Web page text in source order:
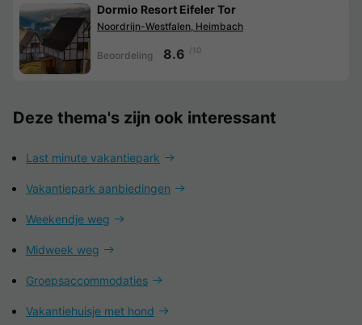
Dormio Resort Eifeler Tor
Noordrijn-Westfalen, Heimbach
Beoordeling 8.6 /10
Deze thema's zijn ook interessant
Last minute vakantiepark
Vakantiepark aanbiedingen
Weekendje weg
Midweek weg
Groepsaccommodaties
Vakantiehuisje met hond